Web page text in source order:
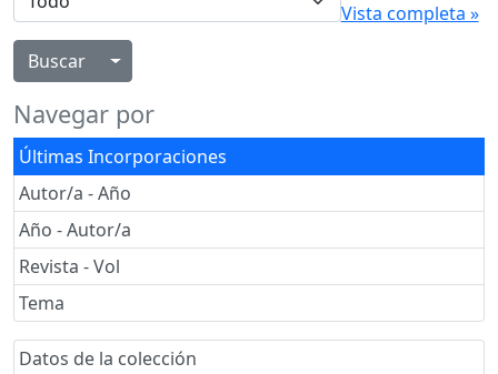
Alternar menú desplegable
Vista completa »
Navegar por
Últimas Incorporaciones
Autor/a - Año
Año - Autor/a
Revista - Vol
Tema
Datos de la colección